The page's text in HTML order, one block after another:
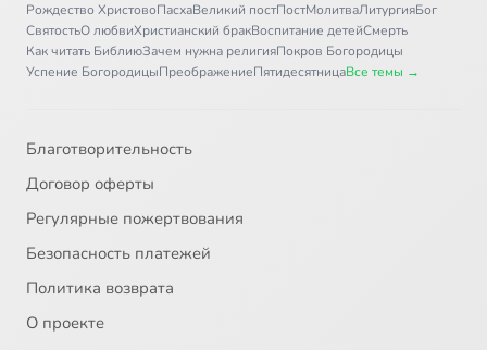
Рождество ХристовоПасхаВеликий постПостМолитваЛитургияБог
СвятостьО любвиХристианский бракВоспитание детейСмерть
Как читать БиблиюЗачем нужна религияПокров Богородицы
Успение БогородицыПреображениеПятидесятницаВсе темы →
Благотворительность
Договор оферты
Регулярные пожертвования
Безопасность платежей
Политика возврата
О проекте